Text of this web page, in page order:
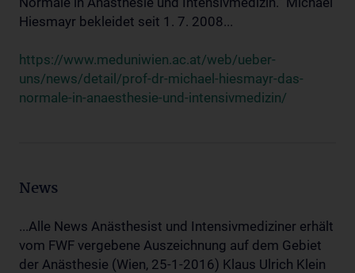
Hiesmayr bekleidet seit 1. 7. 2008...
https://www.meduniwien.ac.at/web/ueber-
uns/news/detail/prof-dr-michael-hiesmayr-das-
normale-in-anaesthesie-und-intensivmedizin/
News
...Alle News Anästhesist und Intensivmediziner erhält
vom FWF vergebene Auszeichnung auf dem Gebiet
der Anästhesie (Wien, 25-1-2016) Klaus Ulrich Klein